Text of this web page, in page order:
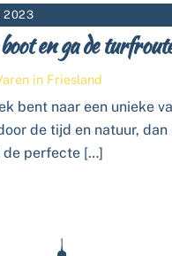
2023
en ga de
in Friesland
bent naar een unieke
de tijd en natuur,
de perfecte […]